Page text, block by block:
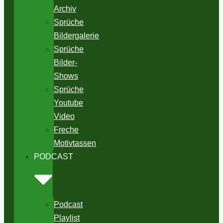
Archiv
Sprüche
Bildergalerie
Sprüche
Bilder-
Shows
Sprüche
Youtube
Video
Freche
Motivtassen
PODCAST
Podcast
Playlist